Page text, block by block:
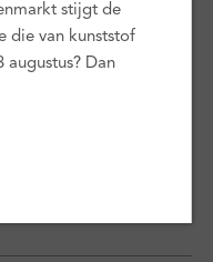
op hoe het eruit
van jouw kozijn. Er
een eigen
voor uitleg over de
stijgt de
die van kunststof
augustus? Dan